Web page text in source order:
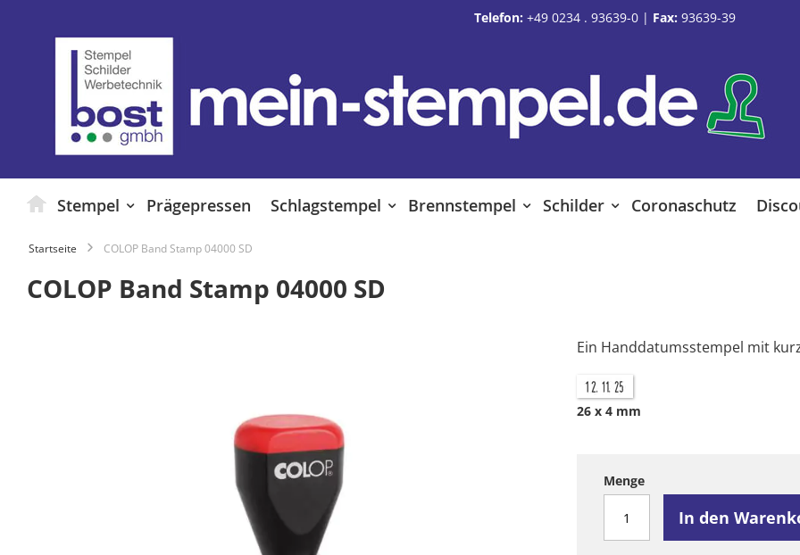
Telefon: +49 0234 . 93639-0| Fax: 93639-39
Stempel Prägepressen Schlagstempel Brennstempel Schilder Coronaschutz
Startseite COLOP Band Stamp 04000 SD
COLOP Band Stamp 04000 SD
Ein Handdatumsstempel mit
26 x 4 mm
Menge
In den